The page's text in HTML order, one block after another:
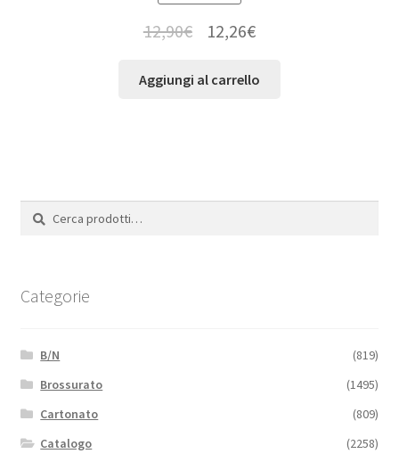
12,90€ 12,26€
Aggiungi al carrello
Cerca:
Cerca
Categorie
B/N
(819)
Brossurato
(1495)
Cartonato
(809)
Catalogo
(2258)